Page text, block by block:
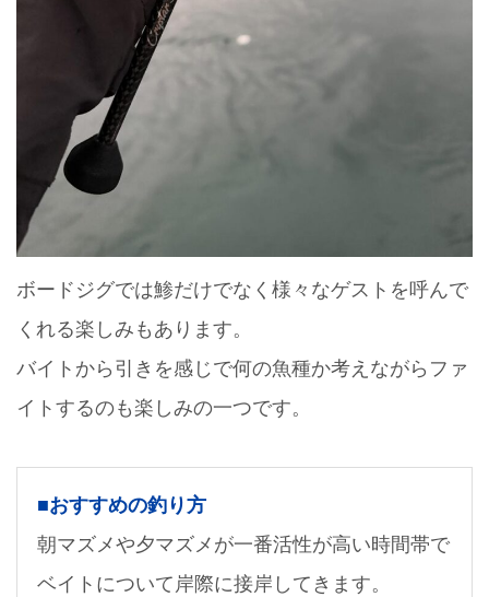
ボードジグでは鯵だけでなく様々なゲストを呼んで
くれる楽しみもあります。
バイトから引きを感じで何の魚種か考えながらファ
イトするのも楽しみの一つです。
■おすすめの釣り方
朝マズメや夕マズメが一番活性が高い時間帯で
ベイトについて岸際に接岸してきます。